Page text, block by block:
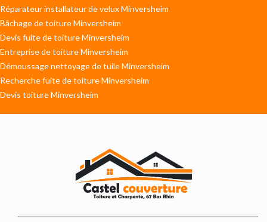
Réparateur installateur de velux Minversheim
Bâchage de toiture Minversheim
Devis fuite de toiture Minversheim
Entreprise de toiture Minversheim
Démoussage nettoyage de tuile Minversheim
Recherche fuite de toiture Minversheim
Devis toiture Minversheim